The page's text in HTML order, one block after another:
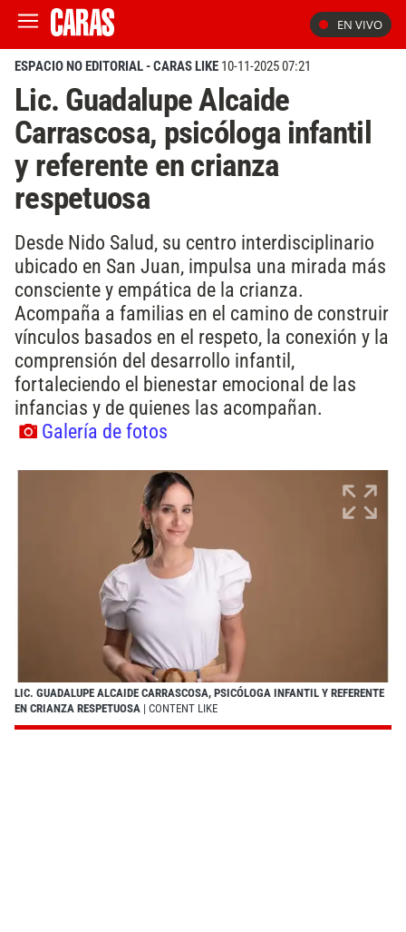
EN VIVO
ESPACIO NO EDITORIAL - CARAS LIKE 10-11-2025 07:21
Lic. Guadalupe Alcaide
Carrascosa, psicóloga infantil
y referente en crianza
respetuosa
Desde Nido Salud, su centro interdisciplinario
ubicado en San Juan, impulsa una mirada más
consciente y empática de la crianza.
Acompaña a familias en el camino de construir
vínculos basados en el respeto, la conexión y la
comprensión del desarrollo infantil,
fortaleciendo el bienestar emocional de las
infancias y de quienes las acompañan.
Galería de fotos
LIC. GUADALUPE ALCAIDE CARRASCOSA, PSICÓLOGA INFANTIL Y REFERENTE
EN CRIANZA RESPETUOSA | CONTENT LIKE